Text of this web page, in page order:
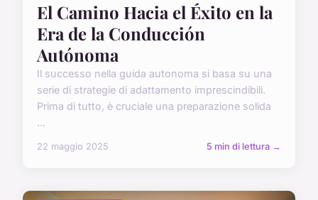
El Camino Hacia el Éxito en la
Era de la Conducción
Autónoma
Il successo nella guida autonoma si basa su una
serie di strategie di adattamento imprescindibili.
Prima di tutto, è cruciale una preparazione solida
...
22 maggio 2025 5 min di lettura →